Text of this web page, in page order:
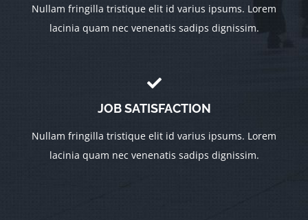
Nullam fringilla tristique elit id varius ipsums. Lorem
lacinia quam nec venenatis sadips dignissim.
JOB SATISFACTION
Nullam fringilla tristique elit id varius ipsums. Lorem
lacinia quam nec venenatis sadips dignissim.